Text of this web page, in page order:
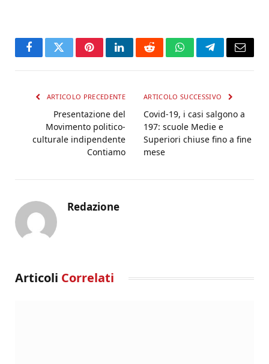
FacebookTwitterPinterestLinkedInRedditWhatsAppTelegramEmail
ARTICOLO PRECEDENTE
Presentazione del
Movimento politico-
culturale indipendente
Contiamo
ARTICOLO SUCCESSIVO
Covid-19, i casi salgono a
197: scuole Medie e
Superiori chiuse fino a fine
mese
Redazione
Articoli Correlati